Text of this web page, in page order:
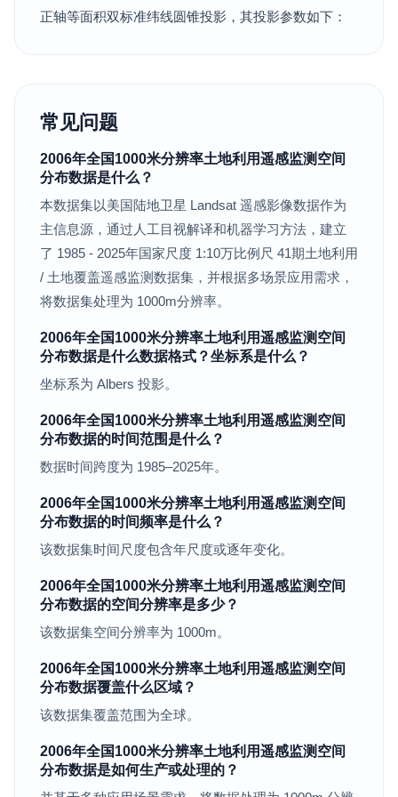
正轴等面积双标准纬线圆锥投影，其投影参数如下：
常见问题
2006年全国1000米分辨率土地利用遥感监测空间
分布数据是什么？
本数据集以美国陆地卫星 Landsat 遥感影像数据作为
主信息源，通过人工目视解译和机器学习方法，建立
了 1985 - 2025年国家尺度 1:10万比例尺 41期土地利用
/ 土地覆盖遥感监测数据集，并根据多场景应用需求，
将数据集处理为 1000m分辨率。
2006年全国1000米分辨率土地利用遥感监测空间
分布数据是什么数据格式？坐标系是什么？
坐标系为 Albers 投影。
2006年全国1000米分辨率土地利用遥感监测空间
分布数据的时间范围是什么？
数据时间跨度为 1985–2025年。
2006年全国1000米分辨率土地利用遥感监测空间
分布数据的时间频率是什么？
该数据集时间尺度包含年尺度或逐年变化。
2006年全国1000米分辨率土地利用遥感监测空间
分布数据的空间分辨率是多少？
该数据集空间分辨率为 1000m。
2006年全国1000米分辨率土地利用遥感监测空间
分布数据覆盖什么区域？
该数据集覆盖范围为全球。
2006年全国1000米分辨率土地利用遥感监测空间
分布数据是如何生产或处理的？